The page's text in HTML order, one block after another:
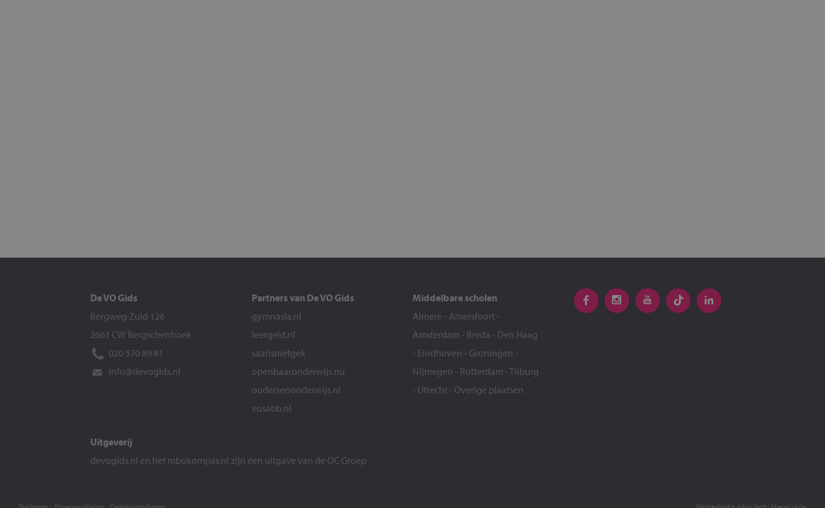
De VO Gids
Bergweg Zuid 126
2661 CW Bergschenhoek
020 570 89 81
info@devogids.nl
Partners van De VO Gids
gymnasia.nl
leergeld.nl
saarisnietgek
openbaaronderwijs.nu
oudersenonderwijs.nl
vosabb.nl
Middelbare scholen
Almere - Amersfoort -
Amsterdam - Breda - Den Haag
- Eindhoven - Groningen -
Nijmegen - Rotterdam -Tilburg
- Utrecht - Overige plaatsen
Uitgeverij
devogids.nl en het mbokompas.nl zijn een uitgave van de OC Groep
Webrealisatie Julius Smit | Maeve Levie
Disclaimer Privacyverklaring Cookie-instellingen